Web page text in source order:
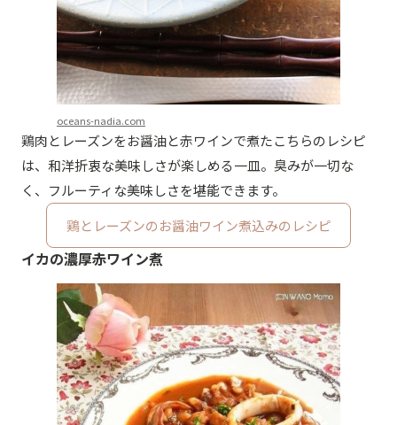
oceans-nadia.com
鶏肉とレーズンをお醤油と赤ワインで煮たこちらのレシピ
は、和洋折衷な美味しさが楽しめる一皿。臭みが一切な
く、フルーティな美味しさを堪能できます。
鶏とレーズンのお醤油ワイン煮込みのレシピ
イカの濃厚赤ワイン煮